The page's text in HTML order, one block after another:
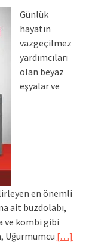
Günlük
hayatın
vazgeçilmez
yardımcıları
olan beyaz
eşyalar ve
en önemli
ait buzdolabı,
ve kombi gibi
Uğurmumcu […]